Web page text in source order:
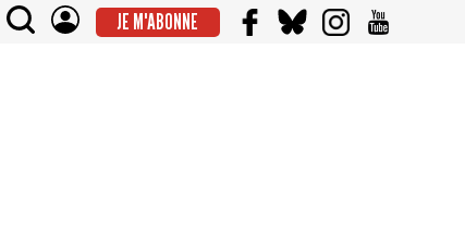
JE M'ABONNE